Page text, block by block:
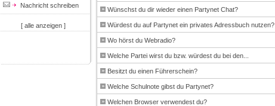
Nachricht schreiben
[ alle anzeigen ]
Wünschst du dir wieder einen Partynet Chat?
Würdest du auf Partynet ein privates Adressbuch nutzen?
Wo hörst du Webradio?
Welche Partei wirst du bzw. würdest du bei den...
Besitzt du einen Führerschein?
Welche Schulnote gibst du Partynet?
Welchen Browser verwendest du?